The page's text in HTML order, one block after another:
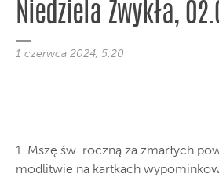
Niedziela Zwykła,
1 czerwca 2024, 5:20
1. Mszę św. roczną za zmarłych
modlitwie na kartkach